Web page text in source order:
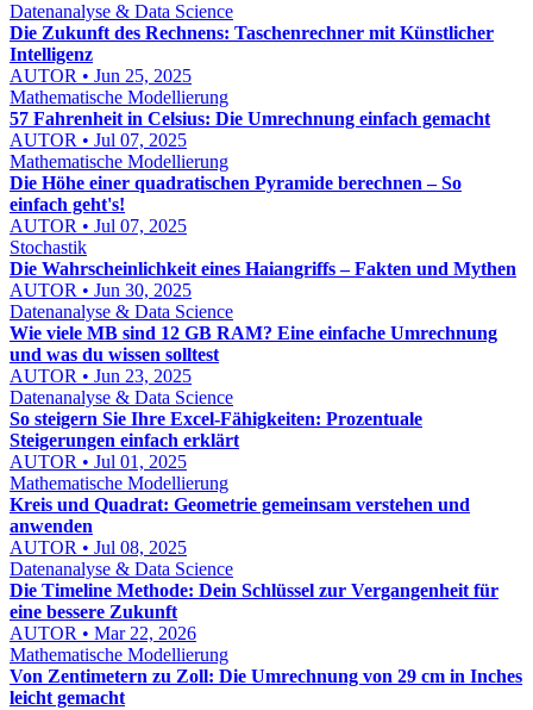
Datenanalyse & Data Science
Die Zukunft des Rechnens: Taschenrechner mit Künstlicher
Intelligenz
AUTOR • Jun 25, 2025
Mathematische Modellierung
57 Fahrenheit in Celsius: Die Umrechnung einfach gemacht
AUTOR • Jul 07, 2025
Mathematische Modellierung
Die Höhe einer quadratischen Pyramide berechnen – So
einfach geht's!
AUTOR • Jul 07, 2025
Stochastik
Die Wahrscheinlichkeit eines Haiangriffs – Fakten und Mythen
AUTOR • Jun 30, 2025
Datenanalyse & Data Science
Wie viele MB sind 12 GB RAM? Eine einfache Umrechnung
und was du wissen solltest
AUTOR • Jun 23, 2025
Datenanalyse & Data Science
So steigern Sie Ihre Excel-Fähigkeiten: Prozentuale
Steigerungen einfach erklärt
AUTOR • Jul 01, 2025
Mathematische Modellierung
Kreis und Quadrat: Geometrie gemeinsam verstehen und
anwenden
AUTOR • Jul 08, 2025
Datenanalyse & Data Science
Die Timeline Methode: Dein Schlüssel zur Vergangenheit für
eine bessere Zukunft
AUTOR • Mar 22, 2026
Mathematische Modellierung
Von Zentimetern zu Zoll: Die Umrechnung von 29 cm in Inches
leicht gemacht